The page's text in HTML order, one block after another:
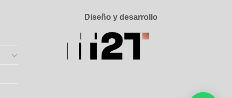
Diseño y desarrollo